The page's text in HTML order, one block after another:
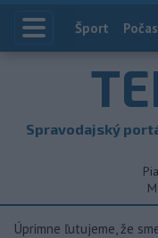
Index
Šport
Spravodajský
Úprimne ľutujeme, že